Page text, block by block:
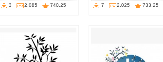
3 2,085 740.25 7 2,025 733.25